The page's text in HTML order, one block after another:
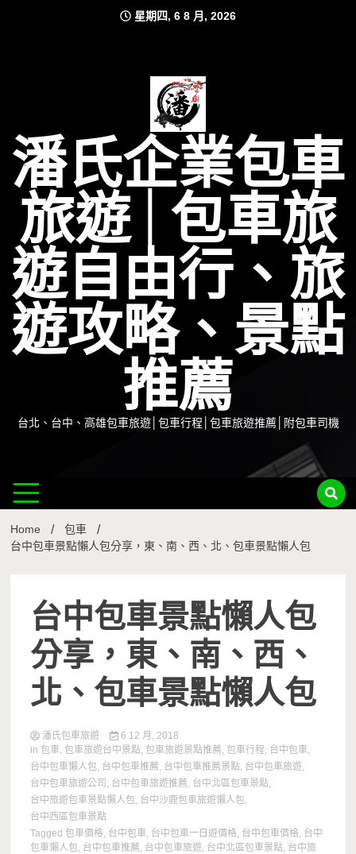
星期四, 6 8 月, 2026
潘氏企業包車
旅遊│包車旅
遊自由行、旅
遊攻略、景點
推薦
台北、台中、高雄包車旅遊│包車行程│包車旅遊推薦│附包車司機
Home
包車
台中包車景點懶人包分享，東、南、西、北、包車景點懶人包
台中包車景點懶人包
分享，東、南、西、
北、包車景點懶人包
潘氏包車旅遊
6 12 月, 2018
in包車,包車旅遊台中景點,包車旅遊景點推薦,包車行程, 台中包車,
台中包車懶人包, 台中包車推薦, 台中包車推薦景點, 台中包車旅遊,
台中包車旅遊公司 , 台中包車旅遊推薦, 台中北區包車景點,
台中旅遊包車景點懶人包, 台中沙鹿包車旅遊懶人包,
台中西區包車景點
Tagged包車價格, 台中包車, 台中包車一日遊價格, 台中包車價格, 台中
包車懶人包, 台中包車推薦, 台中包車旅遊, 台中北區包車景點, 台中旅